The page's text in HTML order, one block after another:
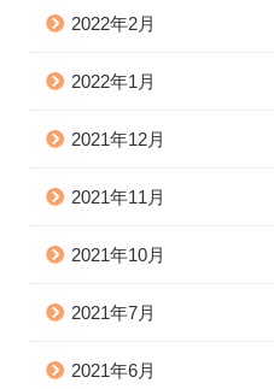
2022年2月
2022年1月
2021年12月
2021年11月
2021年10月
2021年7月
2021年6月